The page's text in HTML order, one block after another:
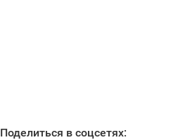
Поделиться в соцсетях: